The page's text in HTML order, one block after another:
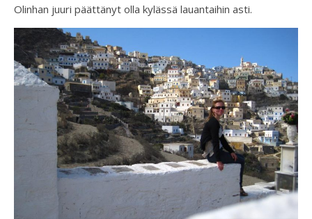
Olinhan juuri päättänyt olla kylässä lauantaihin asti.